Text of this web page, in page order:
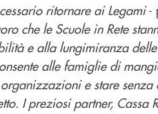
ritornare ai Legami-
che le Scuole in Rete
e alla lungimiranza
alle famiglie di
e stare
I preziosi partner, Cassa